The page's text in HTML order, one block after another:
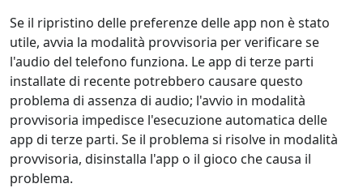
Se il ripristino delle preferenze delle app non è stato
utile, avvia la modalità provvisoria per verificare se
l'audio del telefono funziona. Le app di terze parti
installate di recente potrebbero causare questo
problema di assenza di audio; l'avvio in modalità
provvisoria impedisce l'esecuzione automatica delle
app di terze parti. Se il problema si risolve in modalità
provvisoria, disinstalla l'app o il gioco che causa il
problema.